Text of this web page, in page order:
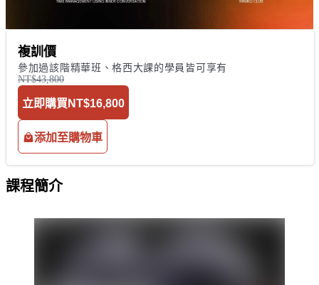
複訓價
參加過該階精華班、格西大課的學員皆可享有
NT$43,800
立即購買 NT$16,800
添加至購物車
課程簡介